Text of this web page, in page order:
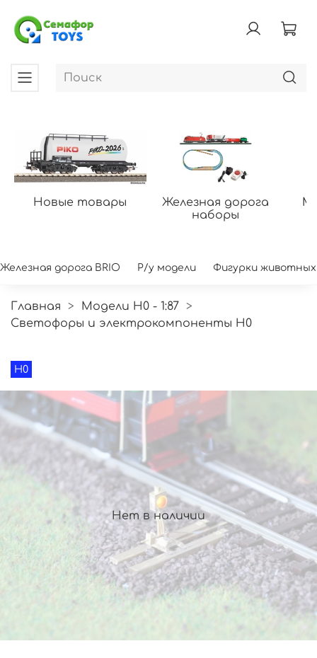
Новые товары
Железная дорога
наборы
Железная дорога BRIO Р/у модели Фигурки животных
Главная
Модели H0 - 1:87
Светофоры и электрокомпоненты H0
Нет в наличии
H0